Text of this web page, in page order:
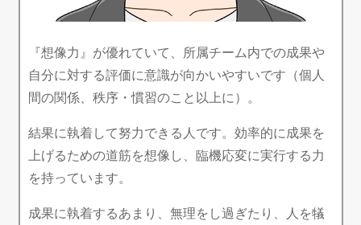
『想像力』が優れていて、所属チーム内での成果や
自分に対する評価に意識が向かいやすいです（個人
間の関係、秩序・慣習のこと以上に）。
結果に執着して努力できる人です。効率的に成果を
上げるための道筋を想像し、臨機応変に実行する力
を持っています。
成果に執着するあまり、無理をし過ぎたり、人を犠